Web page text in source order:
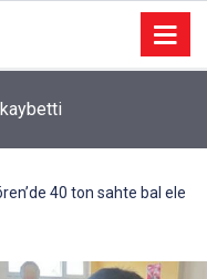
kaybetti
40 ton sahte bal ele